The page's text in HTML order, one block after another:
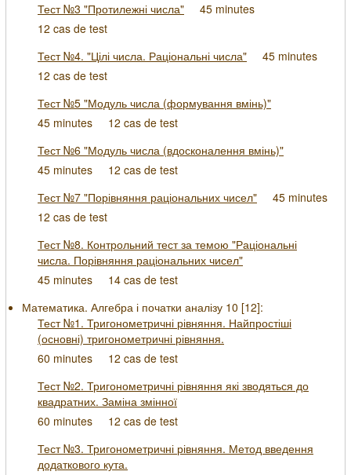
Тест №3 "Протилежні числа"
45 minutes
12 cas de test
Тест №4. "Цілі числа. Раціональні числа"
45 minutes
12 cas de test
Тест №5 "Модуль числа (формування вмінь)"
45 minutes
12 cas de test
Тест №6 "Модуль числа (вдосконалення вмінь)"
45 minutes
12 cas de test
Тест №7 "Порівняння раціональних чисел"
45 minutes
12 cas de test
Тест №8. Контрольний тест за темою "Раціональні
числа. Порівняння раціональних чисел"
45 minutes
14 cas de test
Математика. Алгебра і початки аналізу 10 [12]:
Тест №1. Тригонометричні рівняння. Найпростіші
(основні) тригонометричні рівняння.
60 minutes
12 cas de test
Тест №2. Тригонометричні рівняння які зводяться до
квадратних. Заміна змінної
60 minutes
12 cas de test
Тест №3. Тригонометричні рівняння. Метод введення
додаткового кута.